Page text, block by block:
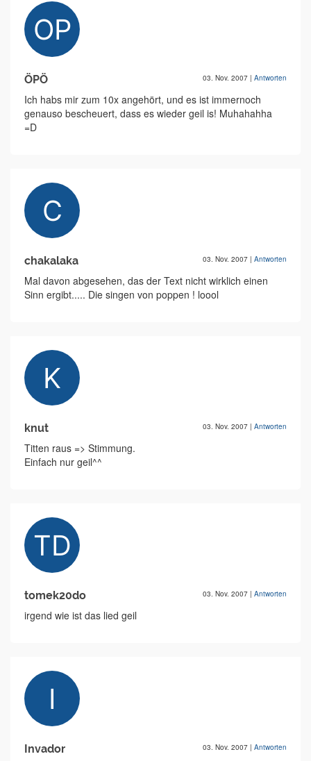
ÖPÖ 03. Nov. 2007 | Antworten
Ich habs mir zum 10x angehört, und es ist immernoch
genauso bescheuert, dass es wieder geil is! Muhahahha
=D
chakalaka 03. Nov. 2007 | Antworten
Mal davon abgesehen, das der Text nicht wirklich einen
Sinn ergibt..... Die singen von poppen ! loool
knut 03. Nov. 2007 | Antworten
Titten raus => Stimmung.
Einfach nur geil^^
tomek20do 03. Nov. 2007 | Antworten
irgend wie ist das lied geil
Invador 03. Nov. 2007 | Antworten